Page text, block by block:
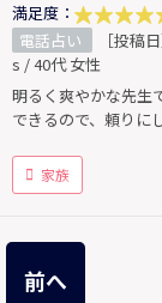
満足度：
電話占い
［投稿
s / 40代 女性
明るく爽やかな先生
できるので、頼りに
家族
前へ